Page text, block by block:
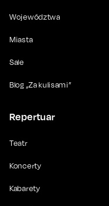
Województwa
Miasta
Sale
Blog „Za kulisami”
Repertuar
Teatr
Koncerty
Kabarety